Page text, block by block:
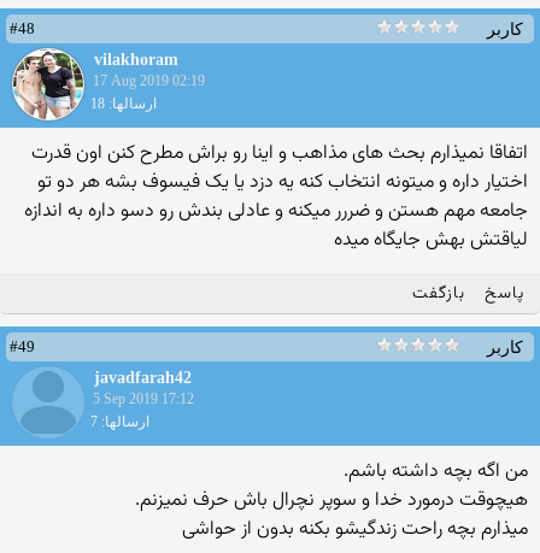
کاربر
#48
vilakhoram
17 Aug 2019 02:19
ارسالها: 18
اتفاقا نمیذارم بحث های مذاهب و اینا رو براش مطرح کنن اون قدرت
اختیار داره و میتونه انتخاب کنه یه دزد یا یک فیسوف بشه هر دو تو
جامعه مهم هستن و ضررر میکنه و عادلی بندش رو دسو داره به اندازه
لیاقتش بهش جایگاه میده
پاسخ بازگفت
کاربر
#49
javadfarah42
5 Sep 2019 17:12
ارسالها: 7
من اگه بچه داشته باشم.
هیچوقت درمورد خدا و سوپر نچرال باش حرف نمیزنم.
میذارم بچه راحت زندگیشو بکنه بدون از حواشی